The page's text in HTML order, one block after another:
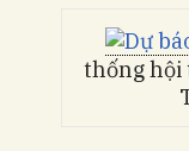
thống hội